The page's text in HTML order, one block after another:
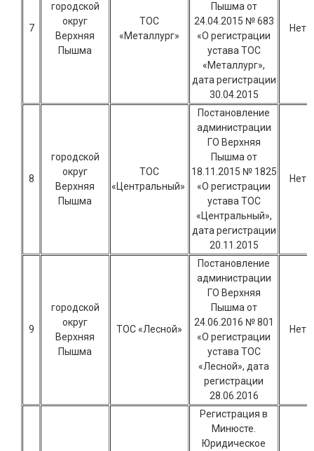
7
городской
округ
Верхняя
Пышма
ТОС
«Металлург»
Пышма от
24.04.2015 № 683
«О регистрации
устава ТОС
«Металлург»,
дата регистрации
30.04.2015
Нет
8
городской
округ
Верхняя
Пышма
ТОС
«Центральный»
Постановление
администрации
ГО Верхняя
Пышма от
18.11.2015 № 1825
«О регистрации
устава ТОС
«Центральный»,
дата регистрации
20.11.2015
Нет
9
городской
округ
Верхняя
Пышма
ТОС «Лесной»
Постановление
администрации
ГО Верхняя
Пышма от
24.06.2016 № 801
«О регистрации
устава ТОС
«Лесной», дата
регистрации
28.06.2016
Нет
Регистрация в
Минюсте.
Юридическое